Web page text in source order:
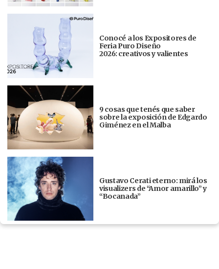
Conocé a los Expositores de
Feria Puro Diseño
2026: creativos y valientes
9 cosas que tenés que saber
sobre la exposición de Edgardo
Giménez en el Malba
Gustavo Cerati eterno: mirá los
visualizers de “Amor amarillo” y
“Bocanada”